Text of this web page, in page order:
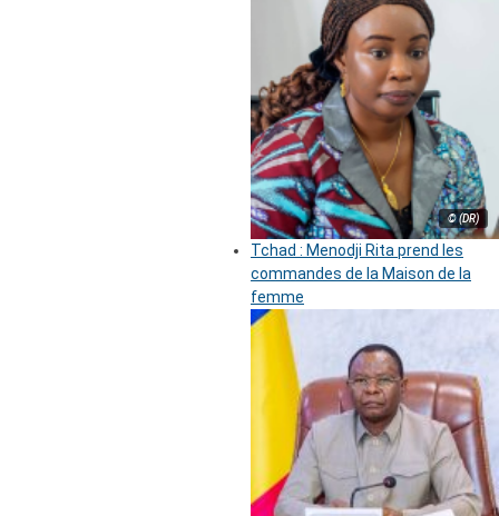
© (DR)
Tchad : Menodji Rita prend les
commandes de la Maison de la
femme